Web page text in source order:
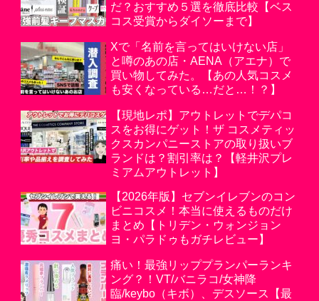
だ？おすすめ５選を徹底比較【ベス
コス受賞からダイソーまで】
Xで「名前を言ってはいけない店」
と噂のあの店・AENA（アエナ）で
買い物してみた。【あの人気コスメ
も安くなっている…だと…！？】
【現地レポ】アウトレットでデパコ
スをお得にゲット！ザ コスメティッ
クスカンパニーストアの取り扱いブ
ランドは？割引率は？【軽井沢プレ
ミアムアウトレット】
【2026年版】セブンイレブンのコン
ビニコスメ！本当に使えるものだけ
まとめ【トリデン・ウォンジョン
ヨ・パラドゥもガチレビュー】
痛い！最強リッププランパーランキ
ング？！VT/バニラコ/女神降
臨/keybo（キボ）、デスソース【最